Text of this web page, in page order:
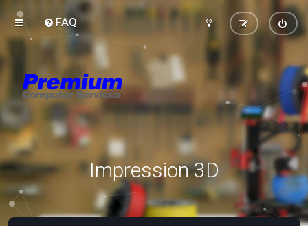
FAQ
Impression 3D